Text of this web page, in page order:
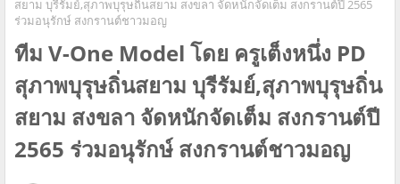
สยาม บุรีรัมย์,สุภาพบุรุษถิ่นสยาม สงขลา จัดหนักจัดเต็ม สงกรานต์ปี 2565
ร่วมอนุรักษ์ สงกรานต์ชาวมอญ
ทีม V-One Model โดย ครูเต็งหนึ่ง PD
สุภาพบุรุษถิ่นสยาม บุรีรัมย์,สุภาพบุรุษถิ่น
สยาม สงขลา จัดหนักจัดเต็ม สงกรานต์ปี
2565 ร่วมอนุรักษ์ สงกรานต์ชาวมอญ